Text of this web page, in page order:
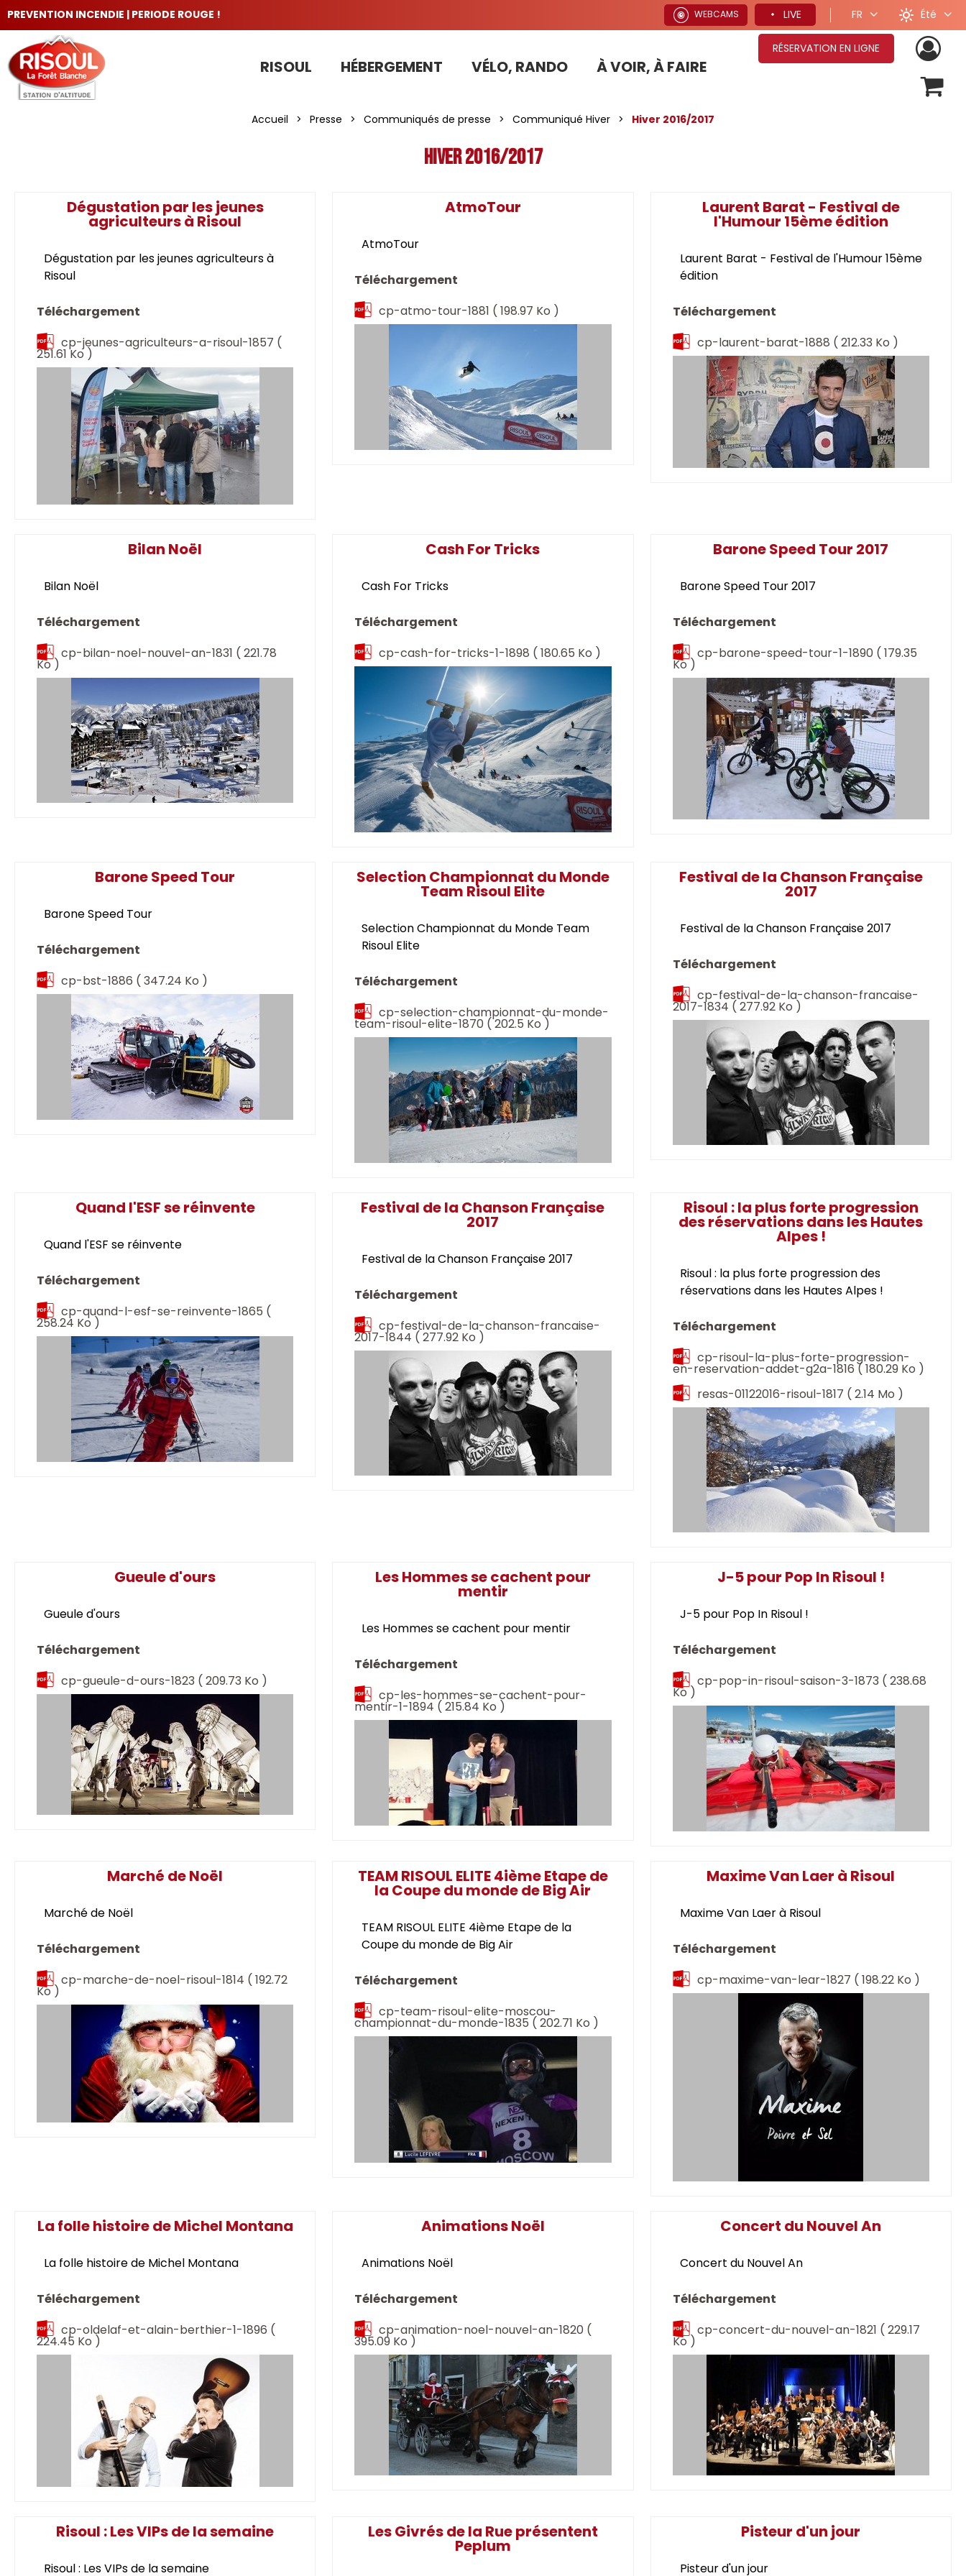
PREVENTION INCENDIE | PERIODE ROUGE ! WEBCAMS LIVE FR Été
RISOUL HÉBERGEMENT VÉLO, RANDO À VOIR, À FAIRE
RÉSERVATION EN LIGNE
Accueil > Presse > Communiqués de presse > Communiqué Hiver > Hiver 2016/2017
Hiver 2016/2017
Dégustation par les jeunes
agriculteurs à Risoul
Dégustation par les jeunes agriculteurs à
Risoul
Téléchargement
cp-jeunes-agriculteurs-a-risoul-1857 (
251.61 Ko )
AtmoTour
AtmoTour
Téléchargement
cp-atmo-tour-1881 ( 198.97 Ko )
Laurent Barat - Festival de
l'Humour 15ème édition
Laurent Barat - Festival de l'Humour 15ème
édition
Téléchargement
cp-laurent-barat-1888 ( 212.33 Ko )
Bilan Noël
Bilan Noël
Téléchargement
cp-bilan-noel-nouvel-an-1831 ( 221.78
Ko )
Cash For Tricks
Cash For Tricks
Téléchargement
cp-cash-for-tricks-1-1898 ( 180.65 Ko )
Barone Speed Tour 2017
Barone Speed Tour 2017
Téléchargement
cp-barone-speed-tour-1-1890 ( 179.35
Ko )
Barone Speed Tour
Barone Speed Tour
Téléchargement
cp-bst-1886 ( 347.24 Ko )
Selection Championnat du Monde
Team Risoul Elite
Selection Championnat du Monde Team
Risoul Elite
Téléchargement
cp-selection-championnat-du-monde-
team-risoul-elite-1870 ( 202.5 Ko )
Festival de la Chanson Française
2017
Festival de la Chanson Française 2017
Téléchargement
cp-festival-de-la-chanson-francaise-
2017-1834 ( 277.92 Ko )
Quand l'ESF se réinvente
Quand l'ESF se réinvente
Téléchargement
cp-quand-l-esf-se-reinvente-1865 (
258.24 Ko )
Festival de la Chanson Française
2017
Festival de la Chanson Française 2017
Téléchargement
cp-festival-de-la-chanson-francaise-
2017-1844 ( 277.92 Ko )
Risoul : la plus forte progression
des réservations dans les Hautes
Alpes !
Risoul : la plus forte progression des
réservations dans les Hautes Alpes !
Téléchargement
cp-risoul-la-plus-forte-progression-
en-reservation-addet-g2a-1816( 180.29 Ko )
resas-01122016-risoul-1817 ( 2.14 Mo )
Gueule d'ours
Gueule d'ours
Téléchargement
cp-gueule-d-ours-1823 ( 209.73 Ko )
Les Hommes se cachent pour
mentir
Les Hommes se cachent pour mentir
Téléchargement
cp-les-hommes-se-cachent-pour-
mentir-1-1894 ( 215.84 Ko )
J-5 pour Pop In Risoul !
J-5 pour Pop In Risoul !
Téléchargement
cp-pop-in-risoul-saison-3-1873 ( 238.68
Ko )
Marché de Noël
Marché de Noël
Téléchargement
cp-marche-de-noel-risoul-1814 ( 192.72
Ko )
TEAM RISOUL ELITE 4ième Etape de
la Coupe du monde de Big Air
TEAM RISOUL ELITE 4ième Etape de la
Coupe du monde de Big Air
Téléchargement
cp-team-risoul-elite-moscou-
championnat-du-monde-1835 ( 202.71 Ko )
Maxime Van Laer à Risoul
Maxime Van Laer à Risoul
Téléchargement
cp-maxime-van-lear-1827 ( 198.22 Ko )
La folle histoire de Michel Montana
La folle histoire de Michel Montana
Téléchargement
cp-oldelaf-et-alain-berthier-1-1896 (
224.45 Ko )
Animations Noël
Animations Noël
Téléchargement
cp-animation-noel-nouvel-an-1820 (
395.09 Ko )
Concert du Nouvel An
Concert du Nouvel An
Téléchargement
cp-concert-du-nouvel-an-1821 ( 229.17
Ko )
Risoul : Les VIPs de la semaine
Risoul : Les VIPs de la semaine
Les Givrés de la Rue présentent
Peplum
Pisteur d'un jour
Pisteur d'un jour